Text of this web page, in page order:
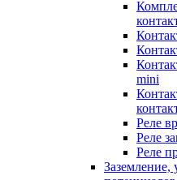
mini
Реле
Реле
Реле
Заземление,